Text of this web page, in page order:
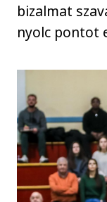
bizalmat
nyolc pontot